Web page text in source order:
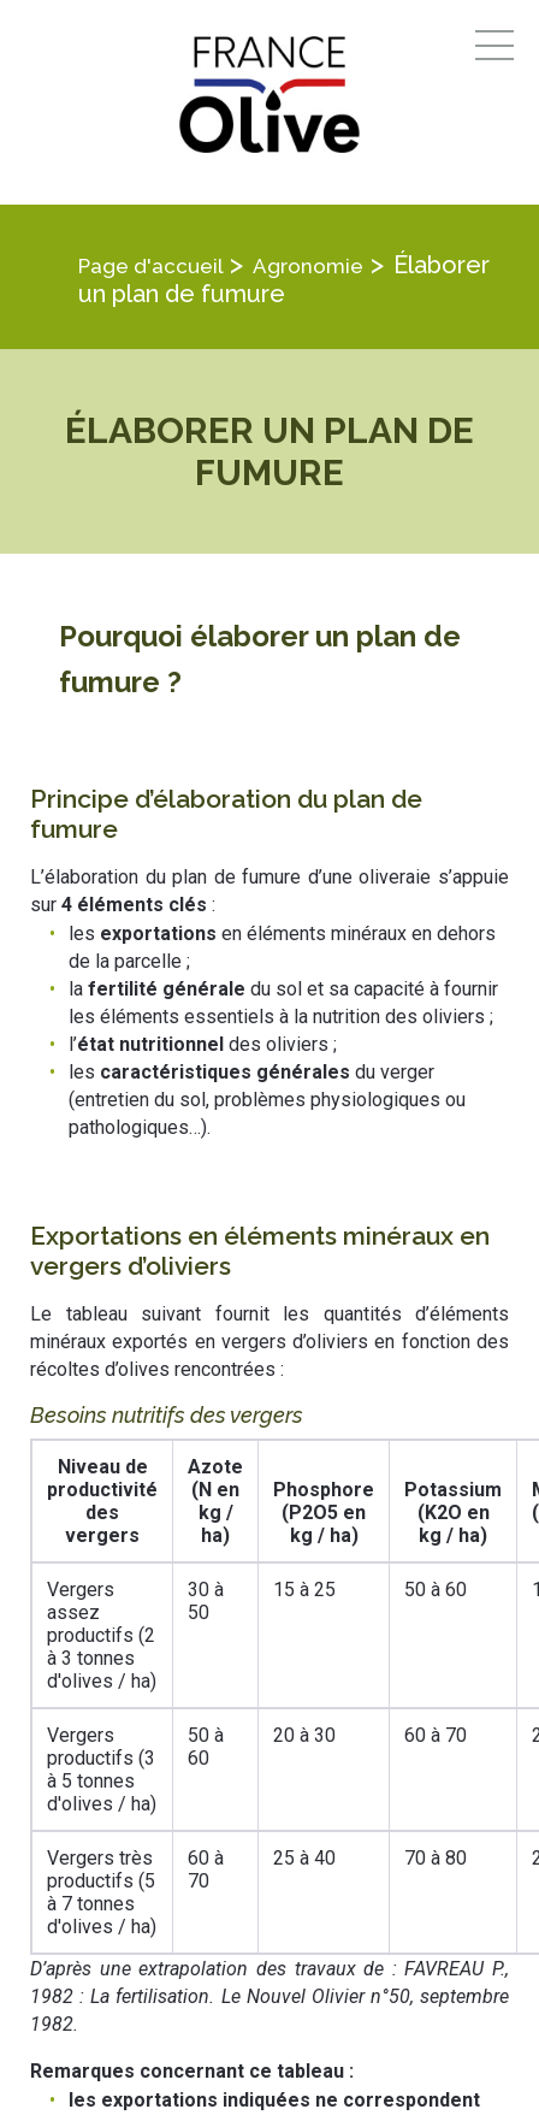
Page d'accueil > Agronomie > Élaborer
un plan de fumure
ÉLABORER UN PLAN DE
FUMURE
Pourquoi élaborer un plan de
fumure ?
Principe d’élaboration du plan de
fumure
L’élaboration du plan de fumure d’une oliveraie s’appuie
sur 4 éléments clés :
les exportations en éléments minéraux en dehors
de la parcelle ;
la fertilité générale du sol et sa capacité à fournir
les éléments essentiels à la nutrition des oliviers ;
l’état nutritionnel des oliviers ;
les caractéristiques générales du verger
(entretien du sol, problèmes physiologiques ou
pathologiques…).
Exportations en éléments minéraux en
vergers d’oliviers
Le tableau suivant fournit les quantités d’éléments
minéraux exportés en vergers d’oliviers en fonction des
récoltes d’olives rencontrées :
Besoins nutritifs des vergers
Niveau de
productivité
des
vergers
Azote
(N en
kg /
ha)
Phosphore
(P2O5 en
kg / ha)
Potassium
(K2O en
kg / ha)
Vergers
assez
productifs (2
à 3 tonnes
d'olives / ha)
30 à
50
15 à 25 50 à 60
Vergers
productifs (3
à 5 tonnes
d'olives / ha)
50 à
60
20 à 30 60 à 70
Vergers très
productifs (5
à 7 tonnes
d'olives / ha)
60 à
70
25 à 40 70 à 80
D’après une extrapolation des travaux de : FAVREAU P.,
1982 : La fertilisation. Le Nouvel Olivier n°50, septembre
1982.
Remarques concernant ce tableau :
les exportations indiquées ne correspondent